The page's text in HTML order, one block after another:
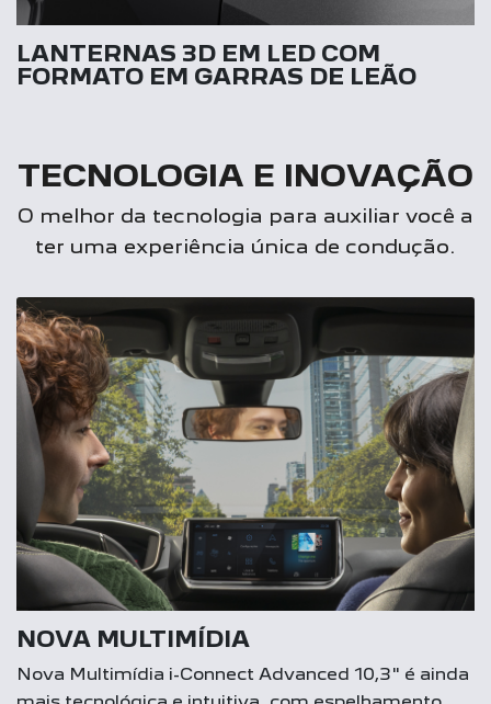
LANTERNAS 3D EM LED COM
FORMATO EM GARRAS DE LEÃO
TECNOLOGIA E INOVAÇÃO
O melhor da tecnologia para auxiliar você a
ter uma experiência única de condução.
NOVA MULTIMÍDIA
Nova Multimídia i-Connect Advanced 10,3" é ainda